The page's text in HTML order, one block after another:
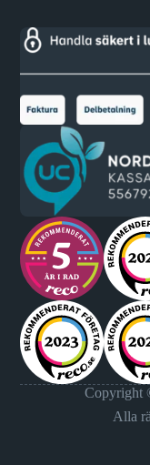
Copyright
Alla